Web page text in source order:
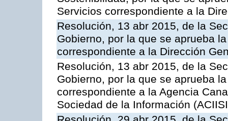
Servicios correspondiente a la
Resolución, 13 abr 2015, de la
Gobierno, por la que se aprueba
correspondiente a la Dirección
Resolución, 13 abr 2015, de la
Gobierno, por la que se aprueba
correspondiente a la Agencia
Sociedad de la Información